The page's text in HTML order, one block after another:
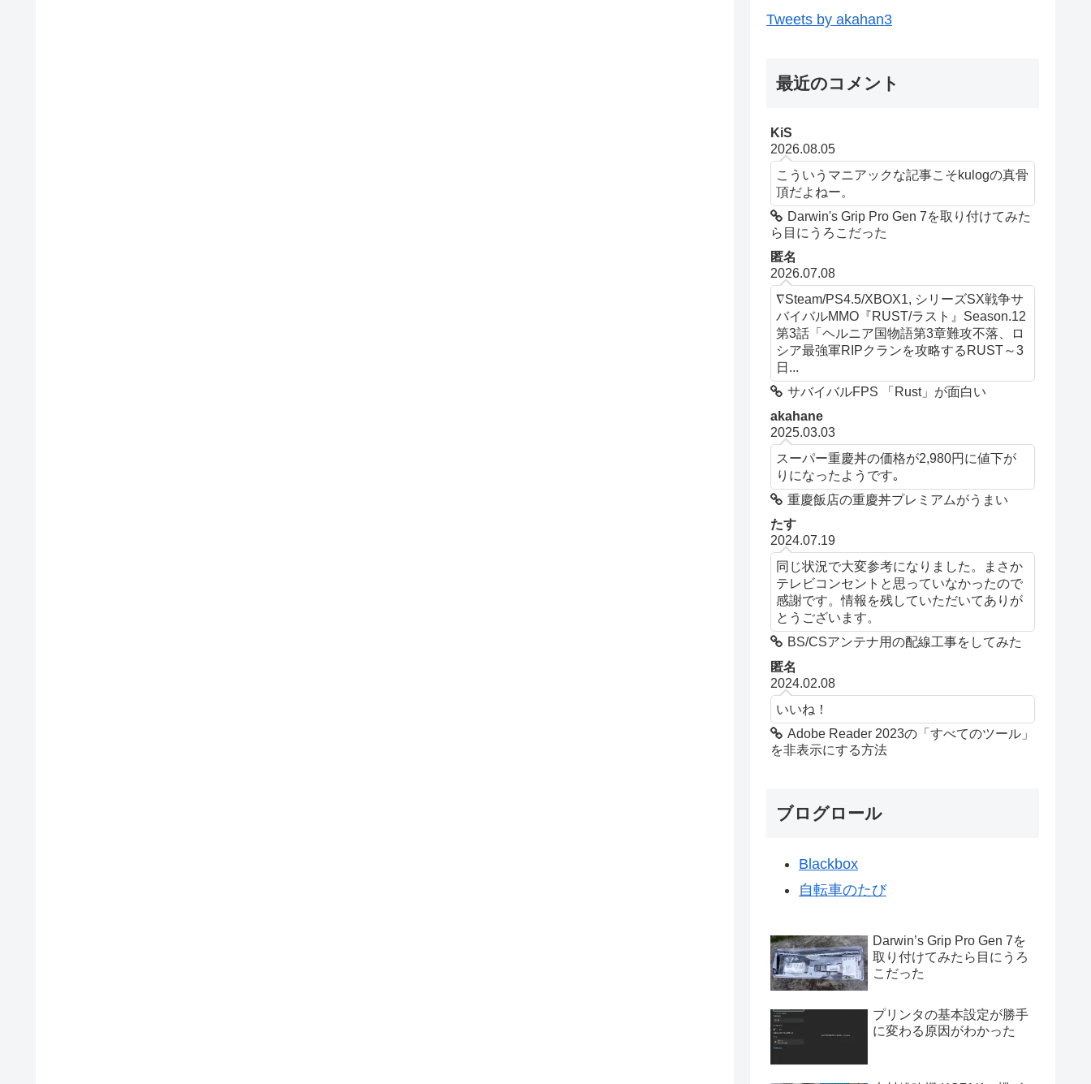
Tweets by akahan3
最近のコメント
KiS
2026.08.05
こういうマニアックな記事こそkulogの真骨
頂だよねー。
Darwin's Grip Pro Gen 7を取り付けてみた
ら目にうろこだった
匿名
2026.07.08
∇Steam/PS4.5/XBOX1, シリーズSX戦争サ
バイバルMMO『RUST/ラスト』Season.12
第3話「ヘルニア国物語第3章難攻不落、ロ
シア最強軍RIPクランを攻略するRUST～3
日...
サバイバルFPS 「Rust」が面白い
akahane
2025.03.03
スーパー重慶丼の価格が2,980円に値下が
りになったようです｡
重慶飯店の重慶丼プレミアムがうまい
たす
2024.07.19
同じ状況で大変参考になりました。まさか
テレビコンセントと思っていなかったので
感謝です。情報を残していただいてありが
とうございます。
BS/CSアンテナ用の配線工事をしてみた
匿名
2024.02.08
いいね！
Adobe Reader 2023の「すべてのツール」
を非表示にする方法
ブログロール
Blackbox
自転車のたび
Darwin’s Grip Pro Gen 7を
取り付けてみたら目にうろ
こだった
プリンタの基本設定が勝手
に変わる原因がわかった